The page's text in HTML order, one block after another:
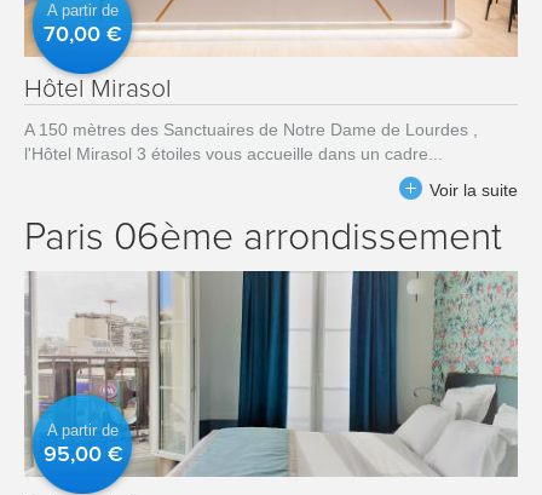
A partir de
70,00 €
Hôtel Mirasol
A 150 mètres des Sanctuaires de Notre Dame de Lourdes ,
l'Hôtel Mirasol 3 étoiles vous accueille dans un cadre...
Voir la suite
Paris 06ème arrondissement
A partir de
95,00 €